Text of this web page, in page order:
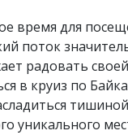
время для
поток
радовать
в круиз по
уникального